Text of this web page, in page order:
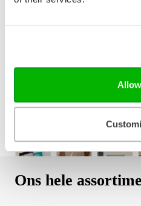
Bezorging binnen 1–2
Ons hele